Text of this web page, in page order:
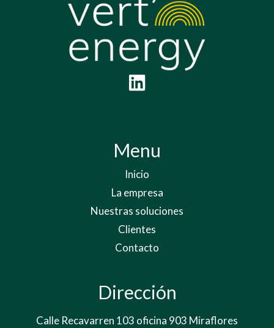
Menu
Inicio
La empresa
Nuestras soluciones
Clientes
Contacto
Dirección
Calle Recavarren 103 oficina 903 Miraflores